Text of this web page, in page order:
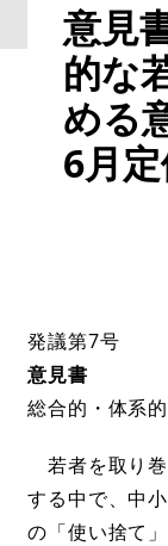
意見
的な
める
6月
発議第7号
意見書
総合的・体系
若者を取り
する中で、中
の「使い捨て